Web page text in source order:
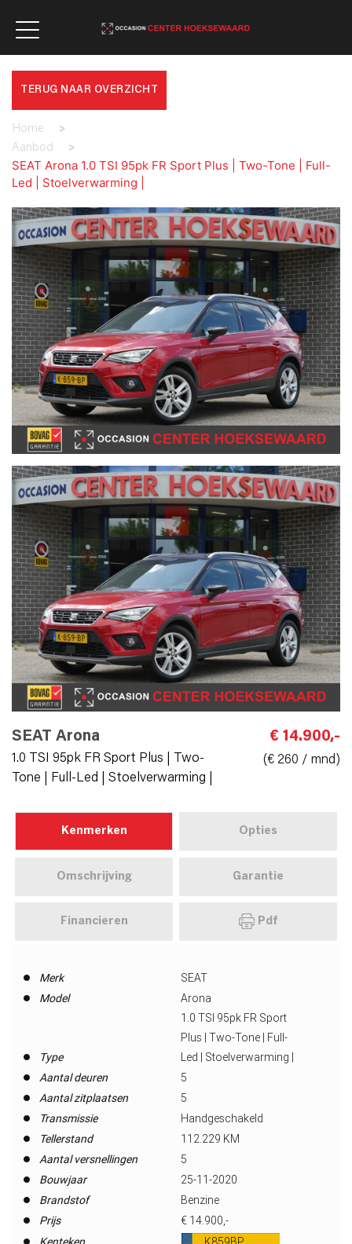
TERUG NAAR OVERZICHT
Home
>
Aanbod
>
SEAT Arona 1.0 TSI 95pk FR Sport Plus | Two-Tone | Full-
Led | Stoelverwarming |
SEAT Arona
1.0 TSI 95pk FR Sport Plus | Two-
Tone | Full-Led | Stoelverwarming |
€ 14.900,-
(€ 260 / mnd)
Kenmerken Opties
Omschrijving Garantie
Financieren Pdf
Merk
SEAT
Model
Arona
Type
1.0 TSI 95pk FR Sport
Plus | Two-Tone | Full-
Led | Stoelverwarming |
Aantal deuren
5
Aantal zitplaatsen
5
Transmissie
Handgeschakeld
Tellerstand
112.229 KM
Aantal versnellingen
5
Bouwjaar
25-11-2020
Brandstof
Benzine
Prijs
€ 14.900,-